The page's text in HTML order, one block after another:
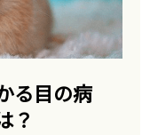
る目の病
？